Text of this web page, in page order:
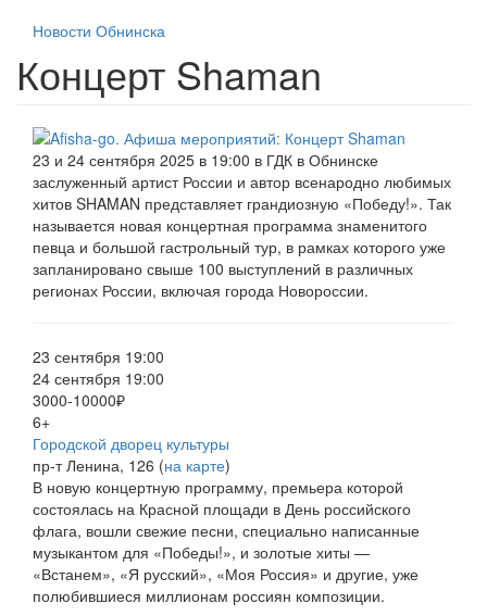
Новости Обнинска
Концерт Shaman
23 и 24 сентября 2025 в 19:00 в ГДК в Обнинске
заслуженный артист России и автор всенародно любимых
хитов SHAMAN представляет грандиозную «Победу!». Так
называется новая концертная программа знаменитого
певца и большой гастрольный тур, в рамках которого уже
запланировано свыше 100 выступлений в различных
регионах России, включая города Новороссии.
23 сентября 19:00
24 сентября 19:00
3000-10000₽
6+
Городской дворец культуры
пр-т Ленина, 126 (на карте)
В новую концертную программу, премьера которой
состоялась на Красной площади в День российского
флага, вошли свежие песни, специально написанные
музыкантом для «Победы!», и золотые хиты —
«Встанем», «Я русский», «Моя Россия» и другие, уже
полюбившиеся миллионам россиян композиции.